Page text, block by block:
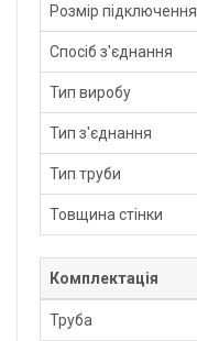
Розмір підключення
Спосіб з'єднання
Тип виробу
Тип з'єднання
Тип труби
Товщина стінки
Комплектація
Труба